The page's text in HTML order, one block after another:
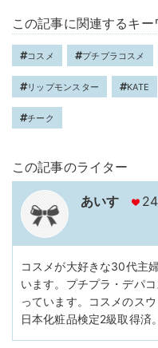
この記事に関連するキー
コスメ プチプラコスメ
リップモンスター KATE
チーク
この記事のライター
あいす
コスメが大好きな30代主
います。プチプラ・デパ
っています。コスメのス
日本化粧品検定2級取得済。